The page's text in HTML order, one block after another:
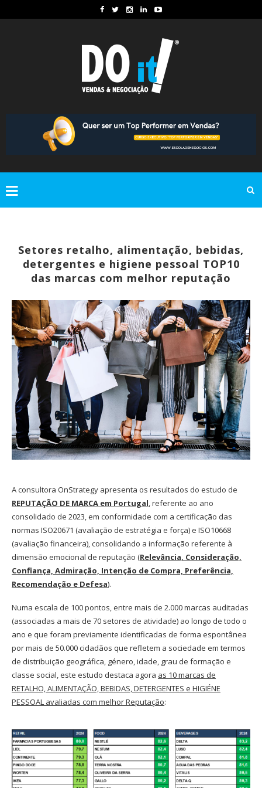
Setores retalho, alimentação, bebidas,
detergentes e higiene pessoal TOP10
das marcas com melhor reputação
A consultora OnStrategy apresenta os resultados do estudo de
REPUTAÇÃO DE MARCA em Portugal,referente ao ano
consolidado de 2023, em conformidade com a certificação das
normas ISO20671 (avaliação de estratégia e força) e ISO10668
(avaliação financeira), consolidando a informação referente à
dimensão emocional de reputação (Relevância, Consideração,
Confiança, Admiração, Intenção de Compra, Preferência,
Recomendação e Defesa).
Numa escala de 100 pontos, entre mais de 2.000 marcas auditadas
(associadas a mais de 70 setores de atividade) ao longo de todo o
ano e que foram previamente identificadas de forma espontânea
por mais de 50.000 cidadãos que refletem a sociedade em termos
de distribuição geográfica, género, idade, grau de formação e
classe social, este estudo destaca agora as 10 marcas de
RETALHO, ALIMENTAÇÃO, BEBIDAS, DETERGENTES e HIGIÉNE
PESSOAL avaliadas com melhor Reputação: